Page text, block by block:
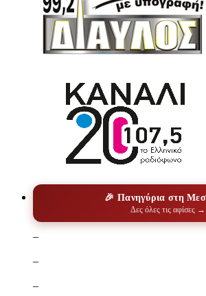
🎉 Πανηγύρια στη
Δες όλες τις αφίσες →
–
–
–